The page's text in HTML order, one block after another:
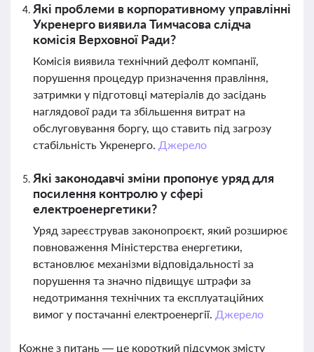
Які проблеми в корпоративному управлінні
Укренерго виявила Тимчасова слідча
комісія Верховної Ради?
Комісія виявила технічний дефолт компанії,
порушення процедур призначення правління,
затримки у підготовці матеріалів до засідань
наглядової ради та збільшення витрат на
обслуговування боргу, що ставить під загрозу
стабільність Укренерго. Джерело
Які законодавчі зміни пропонує уряд для
посилення контролю у сфері
електроенергетики?
Уряд зареєстрував законопроєкт, який розширює
повноваження Міністерства енергетики,
встановлює механізми відповідальності за
порушення та значно підвищує штрафи за
недотримання технічних та експлуатаційних
вимог у постачанні електроенергії. Джерело
Кожне з питань — це короткий підсумок змісту